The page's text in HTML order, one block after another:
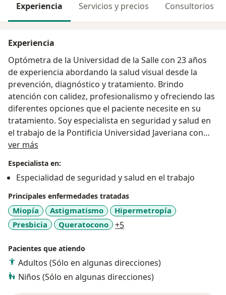
Experiencia Servicios y precios Consultorios
Experiencia
Optómetra de la Universidad de la Salle con 23 años
de experiencia abordando la salud visual desde la
prevención, diagnóstico y tratamiento. Brindo
atención con calidez, profesionalismo y ofreciendo las
diferentes opciones que el paciente necesite en su
tratamiento. Soy especialista en seguridad y salud en
el trabajo de la Pontificia Universidad Javeriana con
capacidad de analizar problemáticas relacionadas con
contribuyendo a plantear acciones que brinden
respuestas a estas.
ver más
Especialista en:
Especialidad de seguridad y salud en el trabajo
Principales enfermedades tratadas
Miopía Astigmatismo
Hipermetropía
Presbicia
Queratocono +5a11y_sr_more_diseases
Pacientes que atiendo
Adultos (Sólo en algunas direcciones)
Niños (Sólo en algunas direcciones)